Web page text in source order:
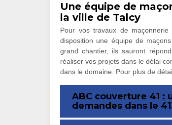
Une équipe de
la ville de Talcy
Pour vos travaux de
disposition une équipe de
grand chantier, ils sauront
réaliser vos projets dans le délai
dans le domaine. Pour plus de
ABC couverture 41 :
demandes dans le